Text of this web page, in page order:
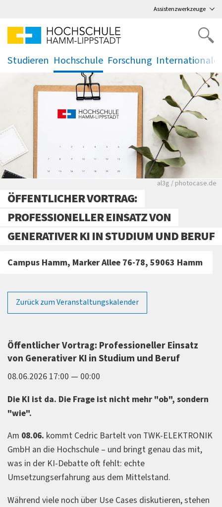
Assistenzwerkzeuge
Studieren Hochschule
.
Forschung
.
Rote leere
al3g / photocase.de
ÖFFENTLICHER VORTRAG:
PROFESSIONELLER EINSATZ VON
GENERATIVER KI IN STUDIUM UND BERUF
Campus Hamm, Marker Allee 76-78, 59063 Hamm
Zurück zum Veranstaltungskalender
Öffentlicher Vortrag: Professioneller Einsatz
von Generativer KI in Studium und Beruf
08.06.2026 17:00 — 00:00
Die KI ist da. Die Frage ist nicht mehr "ob", sondern
"wie".
Am 08.06. kommt Cedric Bartelt von TWK-ELEKTRONIK
GmbH an die Hochschule – und bringt genau das mit,
was in der KI-Debatte oft fehlt: echte
Umsetzungserfahrung aus dem Mittelstand.
Während viele noch über Use Cases diskutieren, stehen